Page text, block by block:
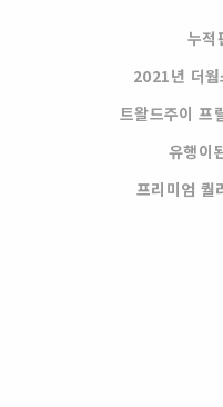
누적
2021년 더
트왈드주이 프
유행이
프리미엄 퀄